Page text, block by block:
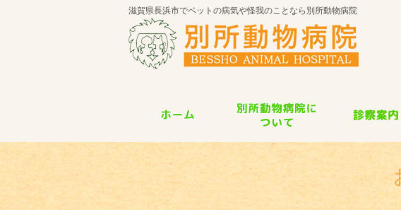
滋賀県長浜市でペットの病気や怪我のことなら別所動物病院